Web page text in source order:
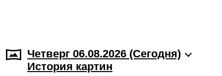
Четверг 06.08.2026 (Cегодня)
История картин